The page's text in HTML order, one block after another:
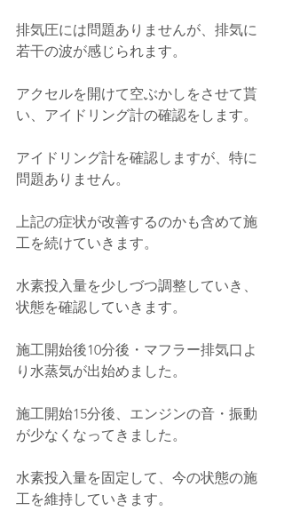
排気圧には問題ありませんが、排気に
若干の波が感じられます。
アクセルを開けて空ぶかしをさせて貰
い、アイドリング計の確認をします。
アイドリング計を確認しますが、特に
問題ありません。
上記の症状が改善するのかも含めて施
工を続けていきます。
水素投入量を少しづつ調整していき、
状態を確認していきます。
施工開始後10分後・マフラー排気口よ
り水蒸気が出始めました。
施工開始15分後、エンジンの音・振動
が少なくなってきました。
水素投入量を固定して、今の状態の施
工を維持していきます。